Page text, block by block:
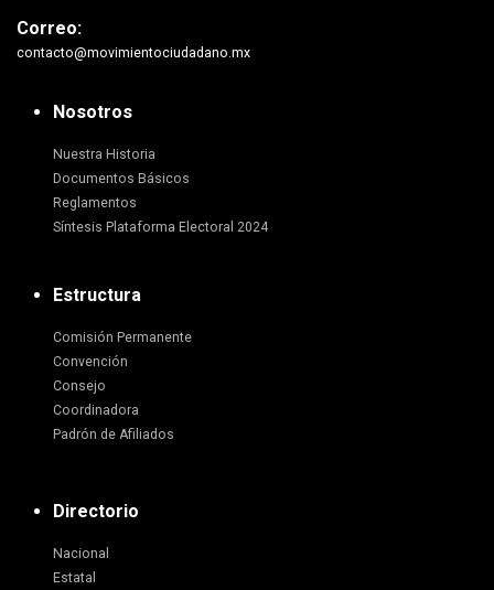
Correo:
contacto@movimientociudadano.mx
Nosotros
Nuestra Historia
Documentos Básicos
Reglamentos
Síntesis Plataforma Electoral 2024
Estructura
Comisión Permanente
Convención
Consejo
Coordinadora
Padrón de Afiliados
Directorio
Nacional
Estatal